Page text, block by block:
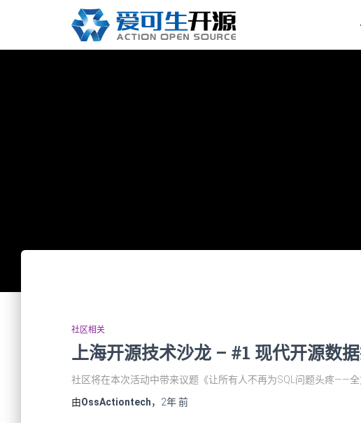
社区相关
上海开源技术沙龙 – #1 现代开源数
社区将在本次活动中带来议题《让所有人不再为SQL问题头疼——全
由OssActiontech， 2年前